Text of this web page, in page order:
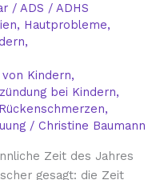
/ADS / ADHS
, Hautprobleme,
,
Kindern,
bei Kindern,
Rückenschmerzen,
/Christine Baumann
Zeit des Jahres
gesagt: die Zeit